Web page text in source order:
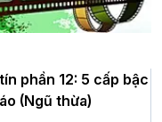
lần
thứ
phần 12: 5 cấp bậc
(Ngũ thừa)